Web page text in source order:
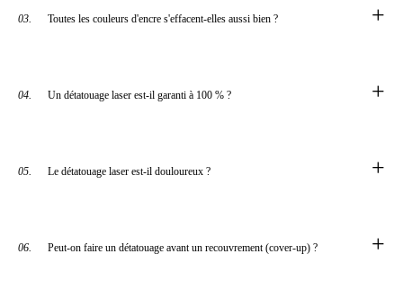
03. Toutes les couleurs d'encre s'effacent-elles aussi bien ? +
04. Un détatouage laser est-il garanti à 100 % ? +
05. Le détatouage laser est-il douloureux ? +
06. Peut-on faire un détatouage avant un recouvrement (cover-up) ? +